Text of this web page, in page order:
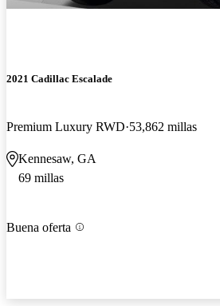
2021 Cadillac Escalade
Premium Luxury RWD 53,862 millas
Kennesaw, GA
69 millas
Buena oferta